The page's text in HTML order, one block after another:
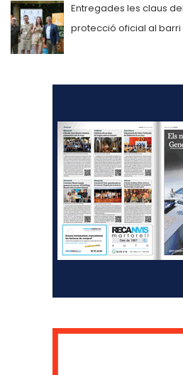
Entregades les claus
protecció oficial al